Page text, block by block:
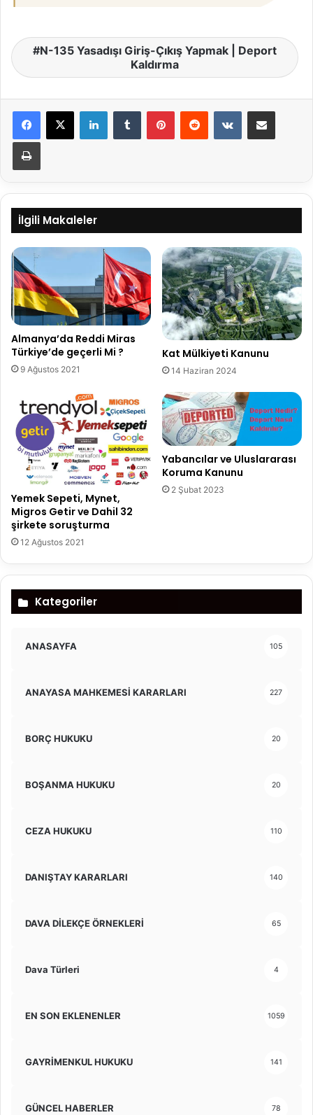
N-135 Yasadışı Giriş-Çıkış Yapmak | Deport
Kaldırma
LinkedInTumblr PinterestReddit VKontakteE-Posta ile paylaş
Yazdır
İlgili Makaleler
Almanya’da Reddi Miras
Türkiye’de geçerli Mi ?
9 Ağustos 2021
Kat Mülkiyeti Kanunu
14 Haziran 2024
Yemek Sepeti, Mynet,
Migros Getir ve Dahil 32
şirkete soruşturma
12 Ağustos 2021
Yabancılar ve Uluslararası
Koruma Kanunu
2 Şubat 2023
Kategoriler
ANASAYFA 105
ANAYASA MAHKEMESİ KARARLARI 227
BORÇ HUKUKU 20
BOŞANMA HUKUKU 20
CEZA HUKUKU 110
DANIŞTAY KARARLARI 140
DAVA DİLEKÇE ÖRNEKLERİ 65
Dava Türleri 4
EN SON EKLENENLER 1059
GAYRİMENKUL HUKUKU 141
GÜNCEL HABERLER 78